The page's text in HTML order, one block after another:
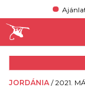
JORDÁNIA /2021.